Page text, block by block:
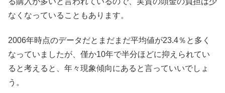
なくなっていることもあります。
2006年時点のデータだとまだまだ平均値が23.4％と多く
なっていましたが、僅か10年で半分ほどに抑えられてい
ると考えると、年々現象傾向にあると言っていいでしょ
う。